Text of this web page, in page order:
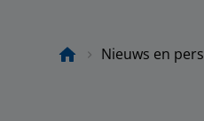
Nieuws en pers